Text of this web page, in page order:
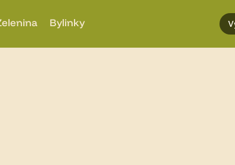
Bylinky